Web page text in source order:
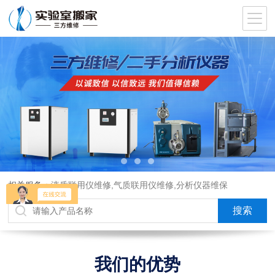
相关服务：液质联用仪维修,气质联用仪维修,分析仪器维保
我们的优势